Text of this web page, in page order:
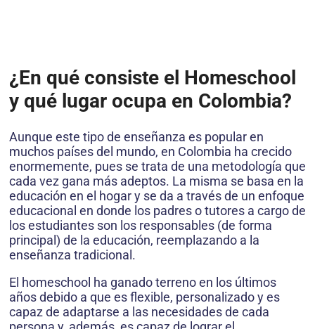
¿En qué consiste el Homeschool
y qué lugar ocupa en Colombia?
Aunque este tipo de enseñanza es popular en
muchos países del mundo, en Colombia ha crecido
enormemente, pues se trata de una metodología que
cada vez gana más adeptos. La misma se basa en la
educación en el hogar y se da a través de un enfoque
educacional en donde los padres o tutores a cargo de
los estudiantes son los responsables (de forma
principal) de la educación, reemplazando a la
enseñanza tradicional.
El homeschool ha ganado terreno en los últimos
años debido a que es flexible, personalizado y es
capaz de adaptarse a las necesidades de cada